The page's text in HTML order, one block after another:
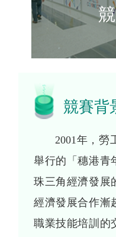
競賽背
2001年，勞
舉行的「穗港青
珠三角經濟發展
經濟發展合作漸
職業技能培訓的